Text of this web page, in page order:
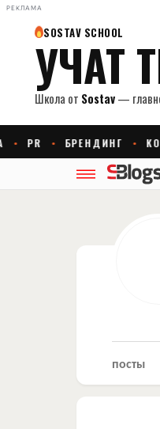
РЕКЛАМА
посты